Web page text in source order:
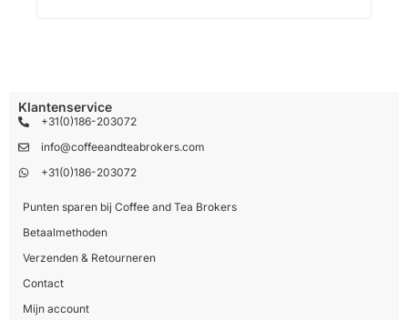
Klantenservice
+31(0)186-203072
info@coffeeandteabrokers.com
+31(0)186-203072
Punten sparen bij Coffee and Tea Brokers
Betaalmethoden
Verzenden & Retourneren
Contact
Mijn account